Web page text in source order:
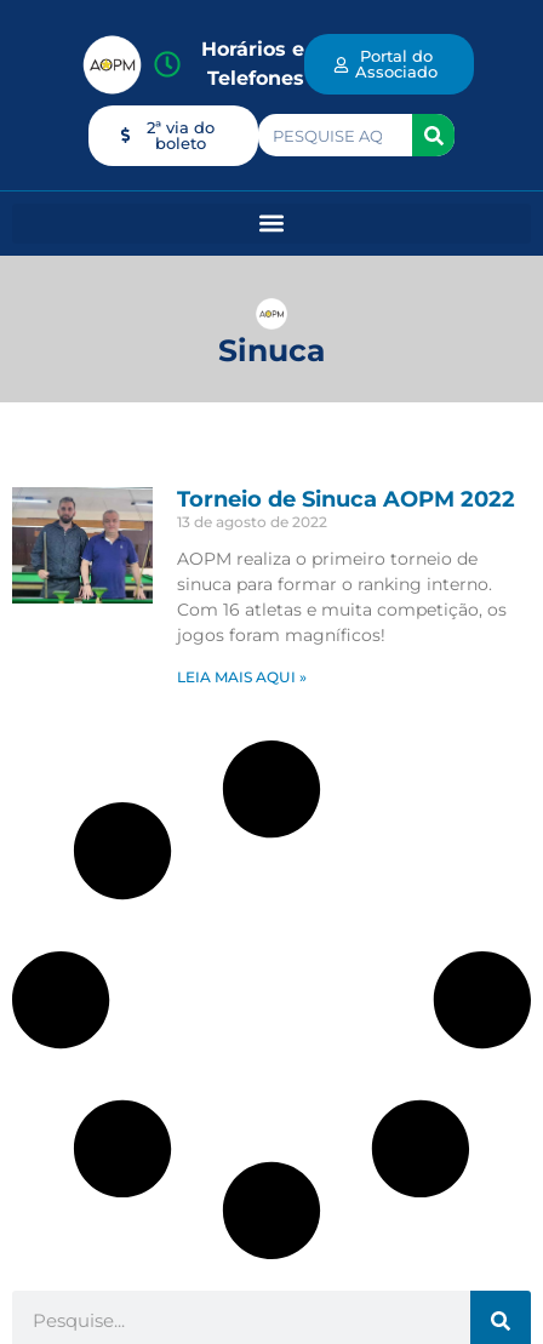
Horários e
Telefones
Portal do
Associado
2ª via do
boleto
Sinuca
Torneio de Sinuca AOPM 2022
13 de agosto de 2022
AOPM realiza o primeiro torneio de
sinuca para formar o ranking interno.
Com 16 atletas e muita competição, os
jogos foram magníficos!
LEIA MAIS AQUI »